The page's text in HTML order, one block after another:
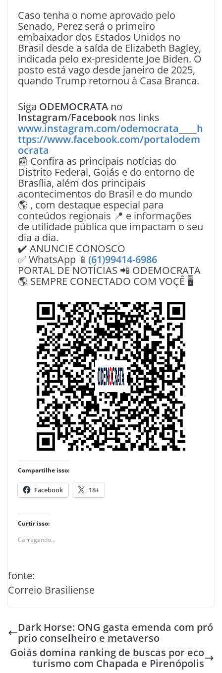
Caso tenha o nome aprovado pelo
Senado, Perez será o primeiro
embaixador dos Estados Unidos no
Brasil desde a saída de Elizabeth Bagley,
indicada pelo ex-presidente Joe Biden. O
posto está vago desde janeiro de 2025,
quando Trump retornou à Casa Branca.
Siga ODEMOCRATA no
Instagram/Facebook nos links
www.instagram.com/odemocrata
h
ttps://www.facebook.com/portalodem
ocrata
📰 Confira as principais notícias do
Distrito Federal, Goiás e do entorno de
Brasília, além dos principais
acontecimentos do Brasil e do mundo
🌎 , com destaque especial para
conteúdos regionais 📍 e informações
de utilidade pública que impactam o seu
dia a dia.
✔️ ANUNCIE CONOSCO
✅ WhatsApp 📱 (61)99414-6986
PORTAL DE NOTÍCIAS 📲 ODEMOCRATA
🌎 SEMPRE CONECTADO COM VOÇÊ 🖥️
Compartilhe isso:
Facebook 18+
Curtir isso:
Carregando...
fonte:
Correio Brasiliense
Dark Horse: ONG gasta emenda com pró
prio conselheiro e metaverso
Goiás domina ranking de buscas por eco
turismo com Chapada e Pirenópolis